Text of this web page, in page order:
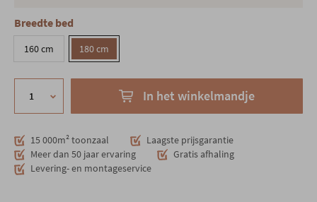
Breedte bed
160 cm 180 cm
In het winkelmandje
15 000m² toonzaal
Laagste prijsgarantie
Meer dan 50 jaar ervaring
Gratis afhaling
Levering- en montageservice